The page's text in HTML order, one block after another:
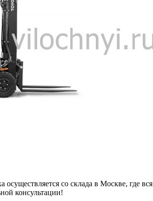
со склада в Москве, где
консультации!